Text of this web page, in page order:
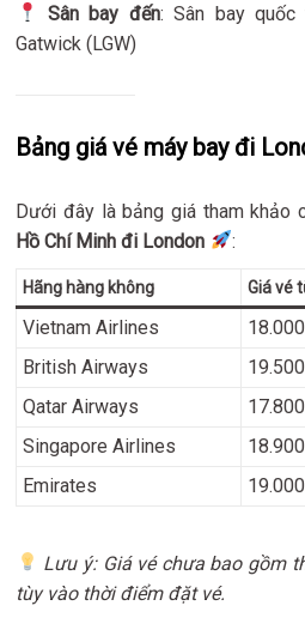
Sân bay đến: Sân bay quốc
Gatwick (LGW)
Bảng giá vé máy bay đi
Dưới đây là bảng giá tham khảo
Hồ Chí Minh đi London
:
Hãng hàng không Giá vé
Vietnam Airlines
British Airways
Qatar Airways
Singapore Airlines
Emirates
Lưu ý: Giá vé chưa bao gồm
tùy vào thời điểm đặt vé.